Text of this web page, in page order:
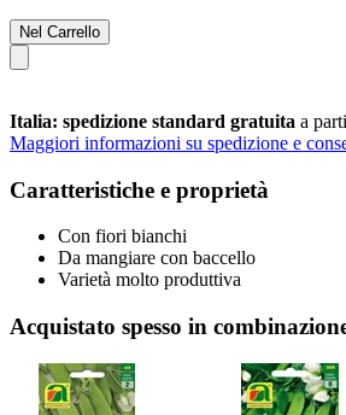
Nel Carrello
Italia: spedizione standard gratuita a
Maggiori informazioni su spedizione e
Caratteristiche e proprietà
Con fiori bianchi
Da mangiare con baccello
Varietà molto produttiva
Acquistato spesso in